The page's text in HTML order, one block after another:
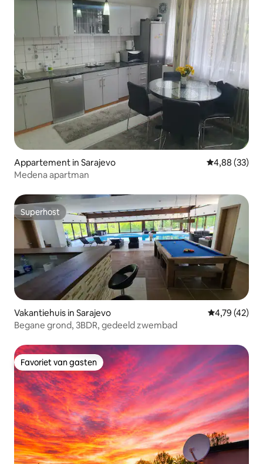
Appartement in Sarajevo Gemiddelde
4,88 (33)
Medena apartman
Superhost
Superhost
Vakantiehuis in Sarajevo Gemiddelde
4,79 (42)
Begane grond, 3BDR, gedeeld zwembad
Favoriet van gasten
Favoriet van gasten